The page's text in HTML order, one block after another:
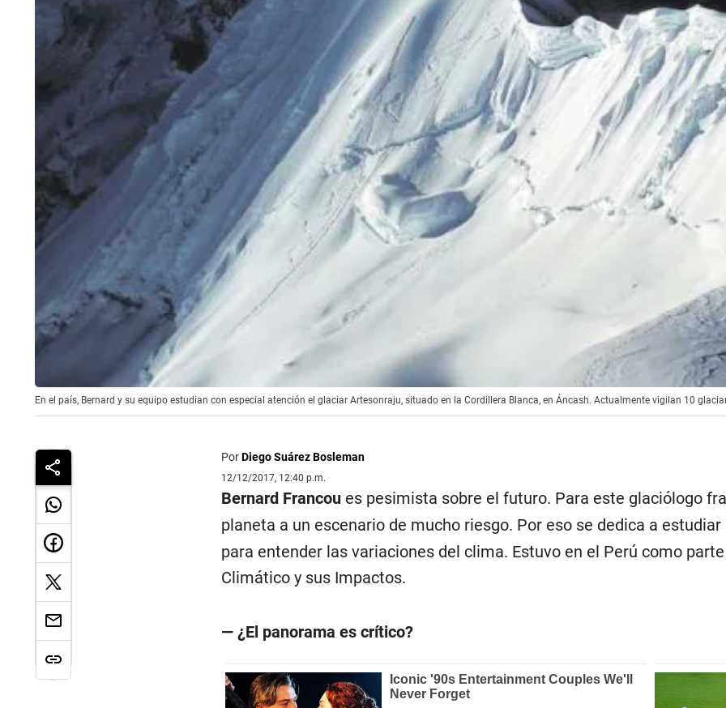
En el país, Bernard y su equipo estudian con especial atención el glaciar Artesonraju, situado en la Cordillera Blanca, en Áncash. Actualmente vigilan 10
PorDiego Suárez Bosleman
12/12/2017, 12:40 p.m.
Bernard Francou es pesimista sobre el futuro. Para este glaciólogo
planeta a un escenario de mucho riesgo. Por eso se dedica a
para entender las variaciones del clima. Estuvo en el Perú como
Climático y sus Impactos.
— ¿El panorama es crítico?